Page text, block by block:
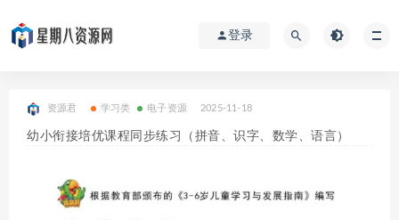
登录
资源君 学习类 电子资源 2025-11-18
幼小衔接培优课程同步练习（拼音、识字、数学、语言）